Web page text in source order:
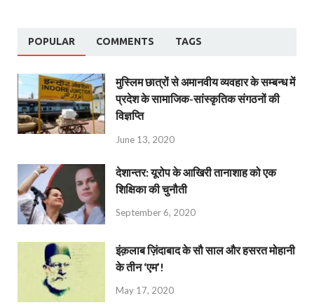
POPULAR COMMENTS TAGS
मुस्लिम छात्रों से अमानवीय व्यवहार के सम्बन्ध में
प्रदेश के सामाजिक-सांस्कृतिक संगठनों की
विज्ञप्ति
June 13, 2020
देशान्‍तर: यूरोप के आखिरी तानाशाह को एक
शिक्षिका की चुनौती
September 6, 2020
इंक़लाब ज़िंदाबाद के सौ साल और हसरत मोहानी
के तीन ‘एम’!
May 17, 2020